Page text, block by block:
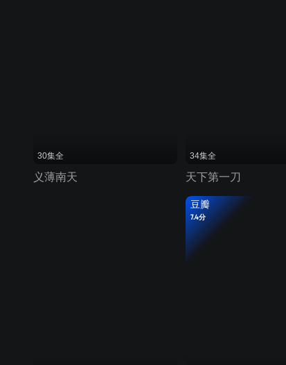
30集全
义薄南天
34集全
天下第一刀
豆瓣
7.4分